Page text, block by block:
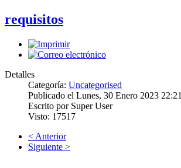
requisitos
Detalles
Categoría: Uncategorised
Publicado el Lunes, 30 Enero 2023 22:21
Escrito por Super User
Visto: 17517
< Anterior
Siguiente >